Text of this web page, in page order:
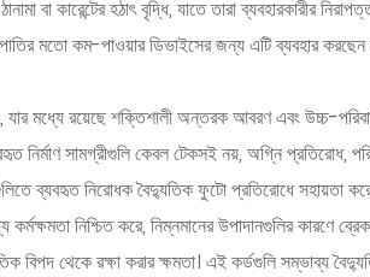
বা কারেন্টের হঠাৎ বৃদ্ধি, যাতে তারা ব্যবহারকারীর
মতো কম-পাওয়ার ডিভাইসের জন্য এটি ব্যবহার
মধ্যে রয়েছে শক্তিশালী অন্তরক আবরণ এবং উচ্চ-
নির্মাণ সামগ্রীগুলি কেবল টেকসই নয়, অগ্নি প্রতিরোধ,
ব্যবহৃত নিরোধক বৈদ্যুতিক ফুটো প্রতিরোধে সহায়তা
কর্মক্ষমতা নিশ্চিত করে, নিম্নমানের উপাদানগুলির কারণে
থেকে রক্ষা করার ক্ষমতা। এই কর্ডগুলি সম্ভাব্য